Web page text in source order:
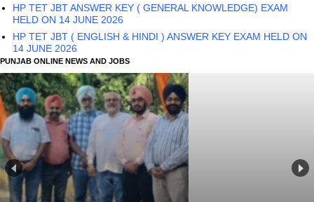
HP TET JBT ANSWER KEY ( GENERAL KNOWLEDGE) EXAM
HELD ON 14 JUNE 2026
HP TET JBT ( ENGLISH & HINDI ) ANSWER KEY EXAM HELD ON
14 JUNE 2026
PUNJAB ONLINE NEWS AND JOBS